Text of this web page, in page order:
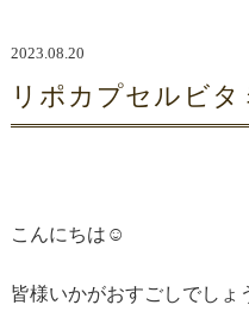
2023.08.20
リポカプセルビタ
こんにちは☺️
皆様いかがおすごしでしょ